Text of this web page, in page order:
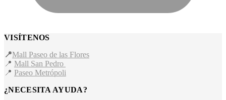
VISÍTENOS
📍Mall Paseo de las Flores
📍 Mall San Pedro
📍 Paseo Metrópoli
¿NECESITA AYUDA?